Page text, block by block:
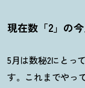
現在数「2」の
5月は数秘2にとっ
す。これまでやっ